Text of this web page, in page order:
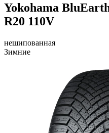
Yokohama
R20 110V
нешипованная
Зимние